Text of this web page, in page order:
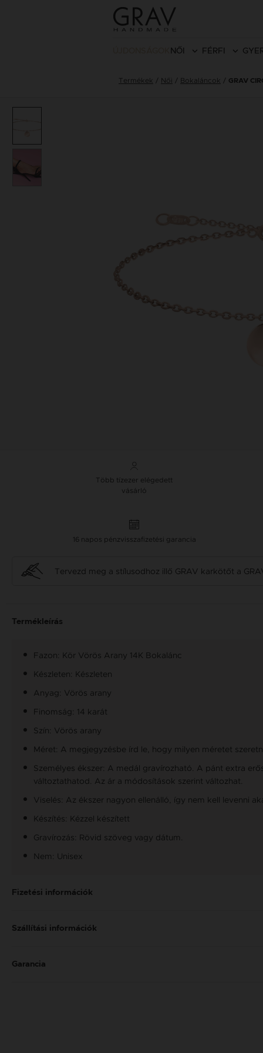
NŐI FÉRFI
Termékek Női Bokaláncok GRAV
Több tízezer elégedett
vásárló
16 napos pénzvisszafizetési garancia
Tervezd meg a stílusodhoz illő GRAV karkötőt a
Termékleírás
Fazon: Kör Vörös Arany 14K Bokalánc
Készleten: Készleten
Anyag: Vörös arany
Finomság: 14 karát
Szín: Vörös arany
Méret: A megjegyzésbe írd le, hogy milyen méretet
Személyes ékszer: A medál gravírozható. A pánt extra
változtathatod. Az ár a módosítások szerint változhat.
Viselés: Az ékszer nagyon ellenálló, így nem kell levenni
Készítés: Kézzel készített
Gravírozás: Rövid szöveg vagy dátum.
Nem: Unisex
Fizetési információk
Szállítási információk
Garancia